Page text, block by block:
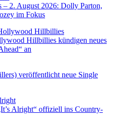
2. August 2026: Dolly Parton,
im Fokus
Hillbillies kündigen neues
an
veröffentlicht neue Single
Alright“ offiziell ins Country-